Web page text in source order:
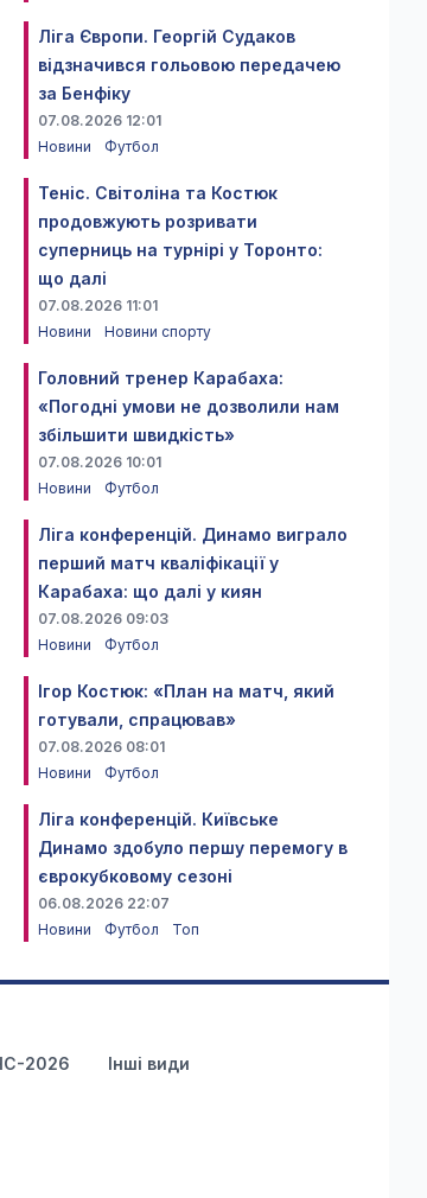
Ліга Європи. Георгій Судаков
відзначився гольовою передачею
за Бенфіку
07.08.2026 12:01
Новини
Футбол
Теніс. Світоліна та Костюк
продовжують розривати
суперниць на турнірі у Торонто:
що далі
07.08.2026 11:01
Новини
Новини спорту
Головний тренер Карабаха:
«Погодні умови не дозволили нам
збільшити швидкість»
07.08.2026 10:01
Новини
Футбол
Ліга конференцій. Динамо виграло
перший матч кваліфікації у
Карабаха: що далі у киян
07.08.2026 09:03
Новини
Футбол
Ігор Костюк: «План на матч, який
готували, спрацював»
07.08.2026 08:01
Новини
Футбол
Ліга конференцій. Київське
Динамо здобуло першу перемогу в
єврокубковому сезоні
06.08.2026 22:07
Новини
Футбол Топ
2026 Інші види